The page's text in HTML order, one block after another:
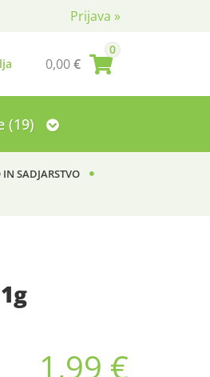
Prijava »
0
0,00€
(19)
SADJARSTVO
1,99 €